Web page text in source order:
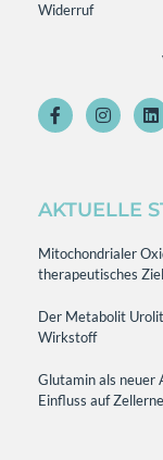
Widerruf
AKTUELLE
Mitochondrialer
therapeutisches
Der Metabolit
Wirkstoff
Glutamin als neuer
Einfluss auf